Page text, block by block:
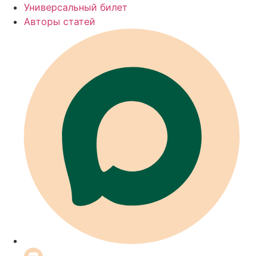
Универсальный билет
Авторы статей